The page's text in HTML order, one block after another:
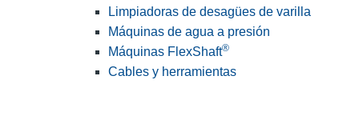
Limpiadoras de desagües de varilla
Máquinas de agua a presión
Máquinas FlexShaft®
Cables y herramientas